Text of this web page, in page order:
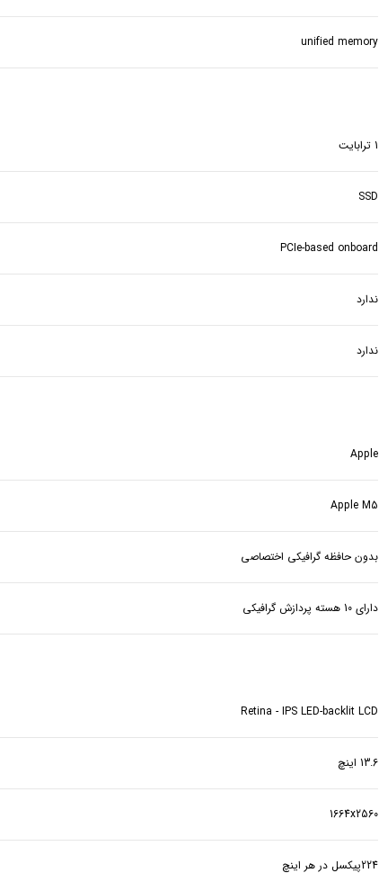
unified memory
1 ترابایت
SSD
PCIe-based onboard
ندارد
ندارد
Apple
Apple M5
بدون حافظه گرافیکی اختصاصی
دارای 10 هسته پردازش گرافیکی
Retina - IPS LED-backlit LCD
13.6 اینچ
1664x2560
224پیکسل در هر اینچ